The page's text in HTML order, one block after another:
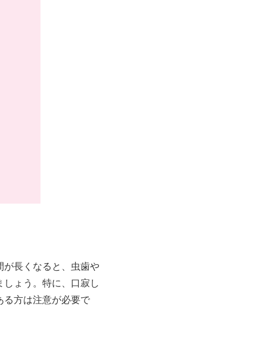
が長くなると、虫歯や
ょう。特に、口寂し
る方は注意が必要で